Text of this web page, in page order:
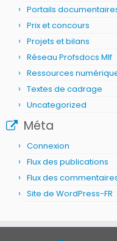
Portails
Prix et concours
Projets et bilans
Réseau Profsdocs Mlf
Ressources
Textes de cadrage
Uncategorized
Méta
Connexion
Flux des publications
Flux des
Site de WordPress-FR